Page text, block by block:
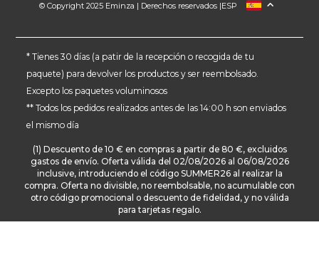
© Copyright 2025 Eminza | Derechos reservados |
FRANCIA
ALEMANIA
PAÍSES BAJOS
ESP
* Tienes 30 días (a patir de la recepción o recogida de tu
paquete) para devolver los productos y ser reembolsado.
Excepto los paquetes voluminosos
** Todos los pedidos realizados antes de las 14:00 h son enviados
el mismo día
(1) Descuento de 10 € en compras a partir de 80 €, excluidos
gastos de envío. Oferta válida del 02/08/2026 al 06/08/2026
inclusive, introduciendo el código SUMMER26 al realizar la
compra. Oferta no divisible, no reembolsable, no acumulable con
otro código promocional o descuento de fidelidad, y no válida
para tarjetas regalo.